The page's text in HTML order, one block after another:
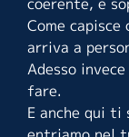
Come
arriva a
Adesso
fare.
E anche qui ti